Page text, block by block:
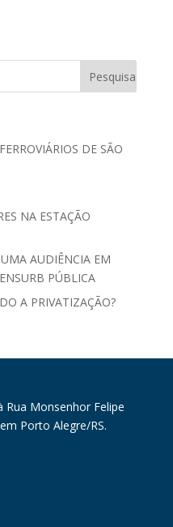
DE SÃO
NA ESTAÇÃO
AUDIÊNCIA EM
PÚBLICA
A PRIVATIZAÇÃO?
Rua Monsenhor Felipe
Porto Alegre/RS.